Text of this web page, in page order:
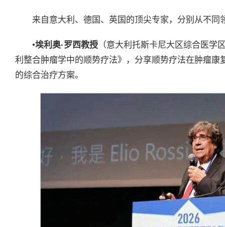
来自意大利、德国、英国的顶尖专家，分别从不同
•埃利奥·罗西教授 （意大利托斯卡尼大区综合医学
利整合肿瘤学中的顺势疗法》，分享顺势疗法在肿瘤
的综合治疗方案。